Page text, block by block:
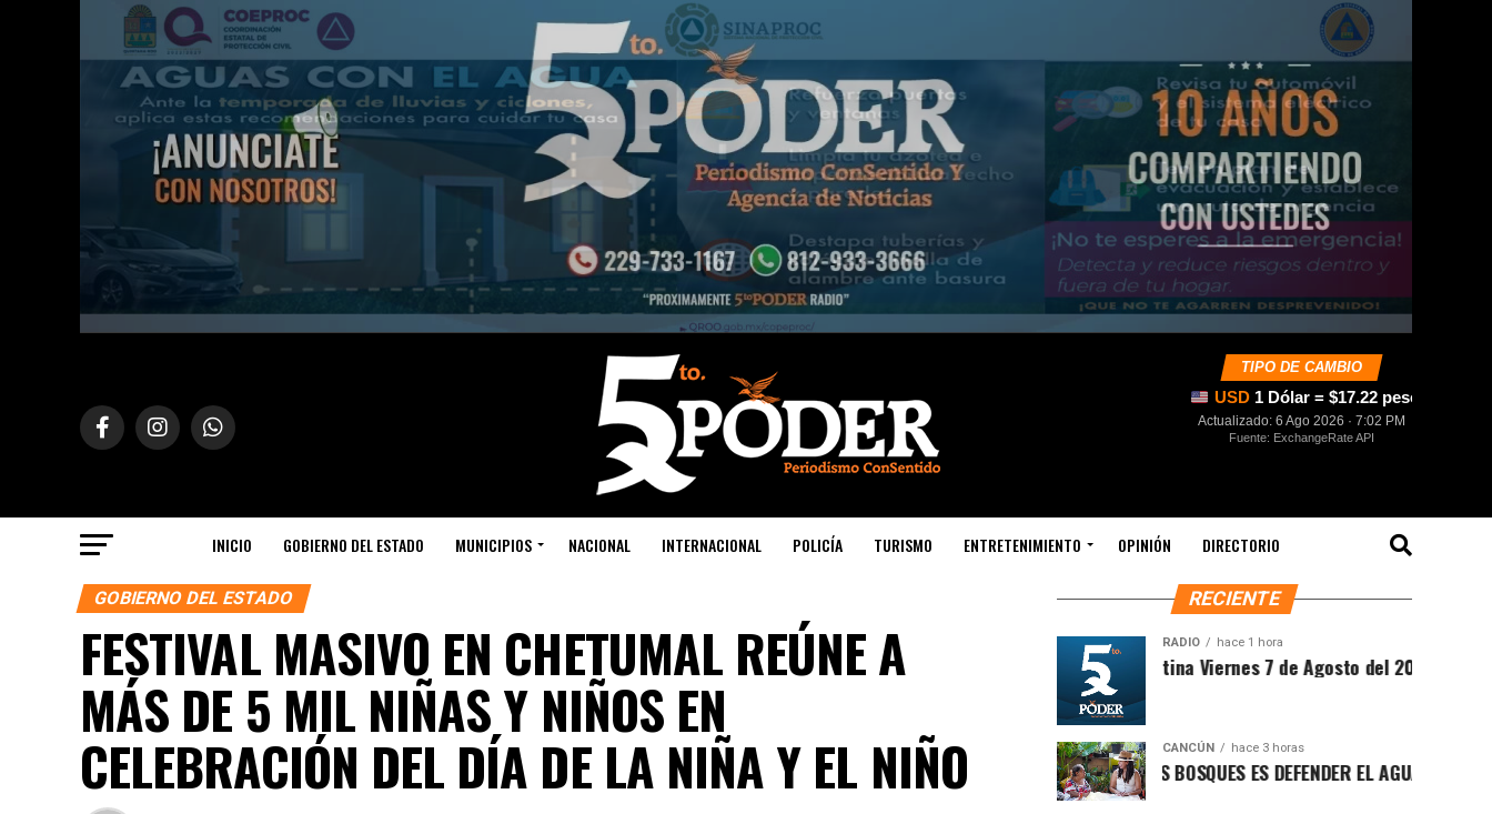
TIPO DE CAMBIO
USD 1 Dólar = $17.22 pesos
Actualizado: 6 Ago 2026 · 7:02 PM
Fuente: ExchangeRate API
INICIO GOBIERNO DEL ESTADO MUNICIPIOS NACIONAL INTERNACIONAL POLICÍA TURISMO ENTRETENIMIENTO OPINIÓN DIRECTORIO
GOBIERNO DEL ESTADO
FESTIVAL MASIVO EN CHETUMAL REÚNE A
MÁS DE 5 MIL NIÑAS Y NIÑOS EN
CELEBRACIÓN DEL DÍA DE LA NIÑA Y EL NIÑO
RECIENTE
RADIO hace 1 hora
Sintesis Matutina Viernes 7 de Agosto del 2026
CANCÚN hace 3 horas
PROTEGER LOS BOSQUES ES DEFENDER EL AGUA Y EL FUTURO